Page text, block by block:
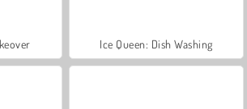
Ice Queen: Dish Washing